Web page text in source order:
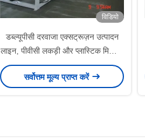
विडियो
डब्ल्यूपीसी दरवाजा एक्सट्रूज़न उत्पादन
लाइन, पीवीसी लकड़ी और प्लास्टिक मिश्रित
दरवाजा पैनल बनाने की मशीन
सर्वोत्तम मूल्य प्राप्त करें